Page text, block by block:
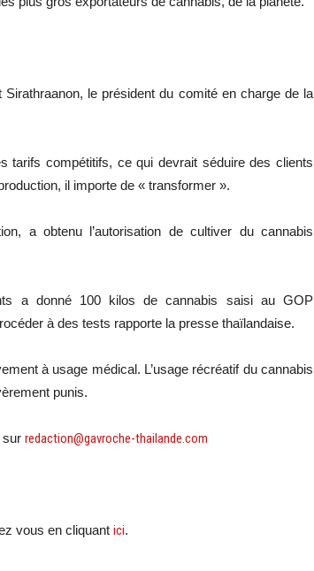
le président du comité en charge de la
tarifs compétitifs, ce qui devrait séduire des clients
il importe de « transformer ».
a obtenu l’autorisation de cultiver du cannabis
a donné 100 kilos de cannabis saisi au GOP
à des tests rapporte la presse thaïlandaise.
à usage médical. L’usage récréatif du cannabis
punis.
sur redaction@gavroche-thailande.com
vous en cliquant ici.